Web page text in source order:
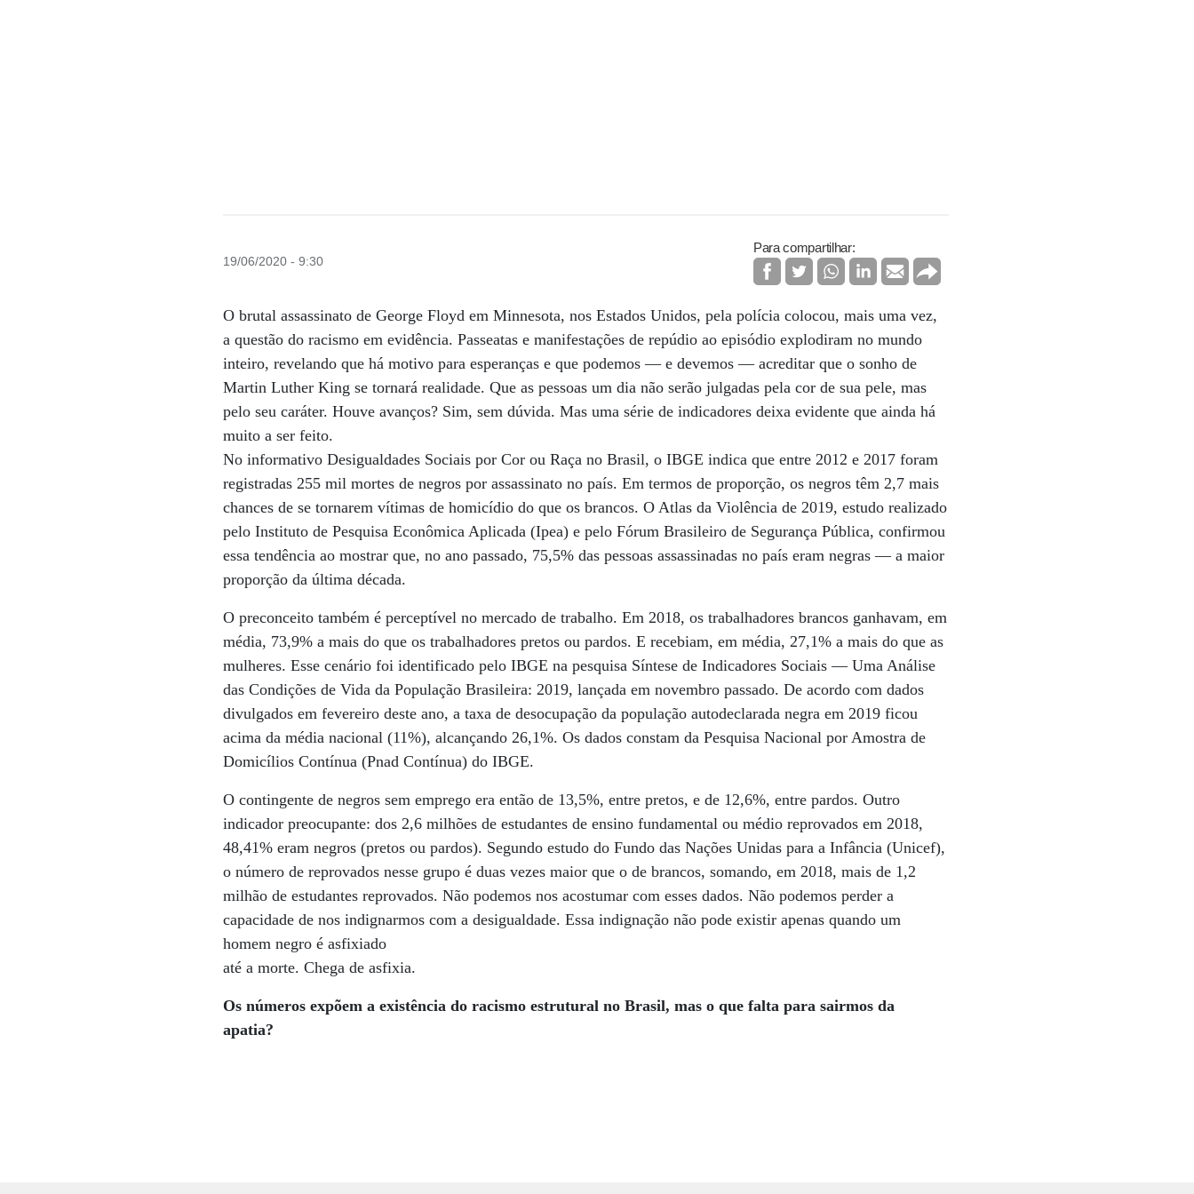
19/06/2020 - 9:30
Para compartilhar:
O brutal assassinato de George Floyd em Minnesota, nos Estados Unidos, pela polícia colocou, mais uma vez,
a questão do racismo em evidência. Passeatas e manifestações de repúdio ao episódio explodiram no mundo
inteiro, revelando que há motivo para esperanças e que podemos — e devemos — acreditar que o sonho de
Martin Luther King se tornará realidade. Que as pessoas um dia não serão julgadas pela cor de sua pele, mas
pelo seu caráter. Houve avanços? Sim, sem dúvida. Mas uma série de indicadores deixa evidente que ainda há
muito a ser feito.
No informativo Desigualdades Sociais por Cor ou Raça no Brasil, o IBGE indica que entre 2012 e 2017 foram
registradas 255 mil mortes de negros por assassinato no país. Em termos de proporção, os negros têm 2,7 mais
chances de se tornarem vítimas de homicídio do que os brancos. O Atlas da Violência de 2019, estudo realizado
pelo Instituto de Pesquisa Econômica Aplicada (Ipea) e pelo Fórum Brasileiro de Segurança Pública, confirmou
essa tendência ao mostrar que, no ano passado, 75,5% das pessoas assassinadas no país eram negras — a maior
proporção da última década.
O preconceito também é perceptível no mercado de trabalho. Em 2018, os trabalhadores brancos ganhavam, em
média, 73,9% a mais do que os trabalhadores pretos ou pardos. E recebiam, em média, 27,1% a mais do que as
mulheres. Esse cenário foi identificado pelo IBGE na pesquisa Síntese de Indicadores Sociais — Uma Análise
das Condições de Vida da População Brasileira: 2019, lançada em novembro passado. De acordo com dados
divulgados em fevereiro deste ano, a taxa de desocupação da população autodeclarada negra em 2019 ficou
acima da média nacional (11%), alcançando 26,1%. Os dados constam da Pesquisa Nacional por Amostra de
Domicílios Contínua (Pnad Contínua) do IBGE.
O contingente de negros sem emprego era então de 13,5%, entre pretos, e de 12,6%, entre pardos. Outro
indicador preocupante: dos 2,6 milhões de estudantes de ensino fundamental ou médio reprovados em 2018,
48,41% eram negros (pretos ou pardos). Segundo estudo do Fundo das Nações Unidas para a Infância (Unicef),
o número de reprovados nesse grupo é duas vezes maior que o de brancos, somando, em 2018, mais de 1,2
milhão de estudantes reprovados. Não podemos nos acostumar com esses dados. Não podemos perder a
capacidade de nos indignarmos com a desigualdade. Essa indignação não pode existir apenas quando um
homem negro é asfixiado
até a morte. Chega de asfixia.
Os números expõema existência do racismo estrutural no Brasil, mas o que falta para sairmos da
apatia?